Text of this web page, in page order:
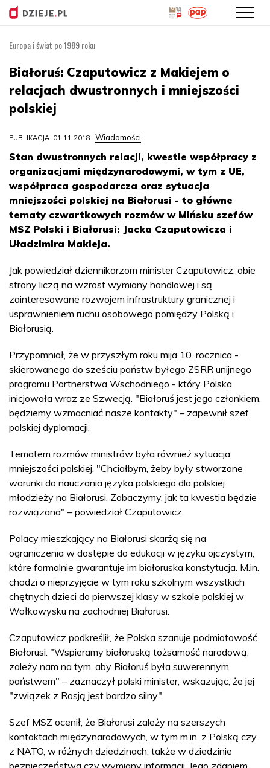
treści
Europa i świat po 1989 roku
Białoruś: Czaputowicz z Makiejem o
relacjach dwustronnych i mniejszości
polskiej
PUBLIKACJA: 01.11.2018 Wiadomości
Stan dwustronnych relacji, kwestie współpracy z
organizacjami międzynarodowymi, w tym z UE,
współpraca gospodarcza oraz sytuacja
mniejszości polskiej na Białorusi - to główne
tematy czwartkowych rozmów w Mińsku szefów
MSZ Polski i Białorusi: Jacka Czaputowicza i
Uładzimira Makieja.
Jak powiedział dziennikarzom minister Czaputowicz, obie
strony liczą na wzrost wymiany handlowej i są
zainteresowane rozwojem infrastruktury granicznej i
usprawnieniem ruchu osobowego pomiędzy Polską i
Białorusią.
Przypomniał, że w przyszłym roku mija 10. rocznica -
skierowanego do sześciu państw byłego ZSRR unijnego
programu Partnerstwa Wschodniego - który Polska
inicjowała wraz ze Szwecją. "Białoruś jest jego członkiem,
będziemy wzmacniać nasze kontakty" – zapewnił szef
polskiej dyplomacji.
Tematem rozmów ministrów była również sytuacja
mniejszości polskiej. "Chciałbym, żeby były stworzone
warunki do nauczania języka polskiego dla polskiej
młodzieży na Białorusi. Zobaczymy, jak ta kwestia będzie
rozwiązana" – powiedział Czaputowicz.
Polacy mieszkający na Białorusi skarżą się na
ograniczenia w dostępie do edukacji w języku ojczystym,
które formalnie gwarantuje im białoruska konstytucja. M.in.
chodzi o nieprzyjęcie w tym roku szkolnym wszystkich
chętnych dzieci do pierwszej klasy w szkole polskiej w
Wołkowysku na zachodniej Białorusi.
Czaputowicz podkreślił, że Polska szanuje podmiotowość
Białorusi. "Wspieramy białoruską tożsamość narodową,
zależy nam na tym, aby Białoruś była suwerennym
państwem" – zaznaczył polski minister, wskazując, że jej
"związek z Rosją jest bardzo silny".
Szef MSZ ocenił, że Białorusi zależy na szerszych
kontaktach międzynarodowych, w tym m.in. z Polską czy
z NATO, w różnych dziedzinach, także w dziedzinie
bezpieczeństwa czy wymiany informacji. Jego zdaniem,